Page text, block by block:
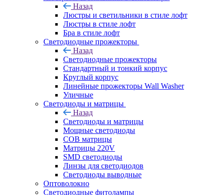
Назад
Люстры и светильники в стиле лофт
Люстры в стиле лофт
Бра в стиле лофт
Светодиодные прожекторы
Назад
Светодиодные прожекторы
Стандартный и тонкий корпус
Круглый корпус
Линейные прожекторы Wall Washer
Уличные
Светодиоды и матрицы
Назад
Светодиоды и матрицы
Мощные светодиоды
COB матрицы
Матрицы 220V
SMD светодиоды
Линзы для светодиодов
Светодиоды выводные
Оптоволокно
Светодиодные фитолампы